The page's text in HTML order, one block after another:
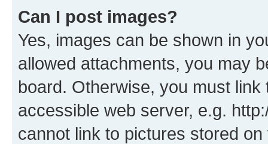
Can I post images?
Yes, images can be shown in
allowed attachments, you may
board. Otherwise, you must
accessible web server, e.g.
cannot link to pictures stored